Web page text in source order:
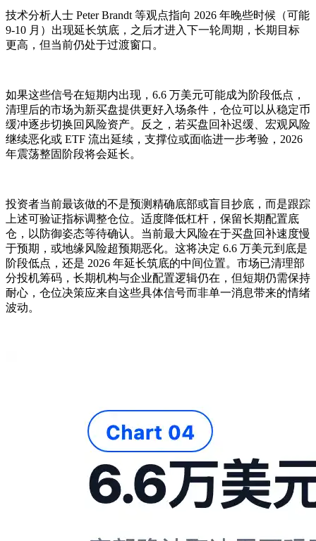
技术分析人士 Peter Brandt 等观点指向 2026 年晚些时候（可能
9-10 月）出现延长筑底，之后才进入下一轮周期，长期目标
更高，但当前仍处于过渡窗口。
如果这些信号在短期内出现，6.6 万美元可能成为阶段低点，
清理后的市场为新买盘提供更好入场条件，仓位可以从稳定币
缓冲逐步切换回风险资产。反之，若买盘回补迟缓、宏观风险
继续恶化或 ETF 流出延续，支撑位或面临进一步考验，2026
年震荡整固阶段将会延长。
投资者当前最该做的不是预测精确底部或盲目抄底，而是跟踪
上述可验证指标调整仓位。适度降低杠杆，保留长期配置底
仓，以防御姿态等待确认。当前最大风险在于买盘回补速度慢
于预期，或地缘风险超预期恶化。这将决定 6.6 万美元到底是
阶段低点，还是 2026 年延长筑底的中间位置。市场已清理部
分投机筹码，长期机构与企业配置逻辑仍在，但短期仍需保持
耐心，仓位决策应来自这些具体信号而非单一消息带来的情绪
波动。